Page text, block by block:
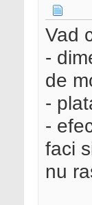
Vad
-
de
-
-
faci
nu